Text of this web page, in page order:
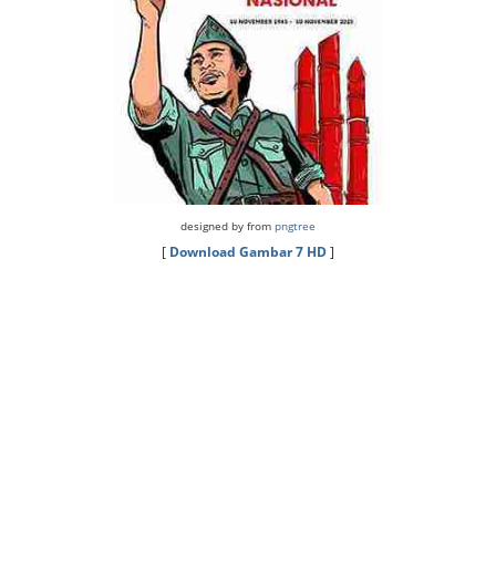
designed by from pngtree
[ Download Gambar 7 HD]